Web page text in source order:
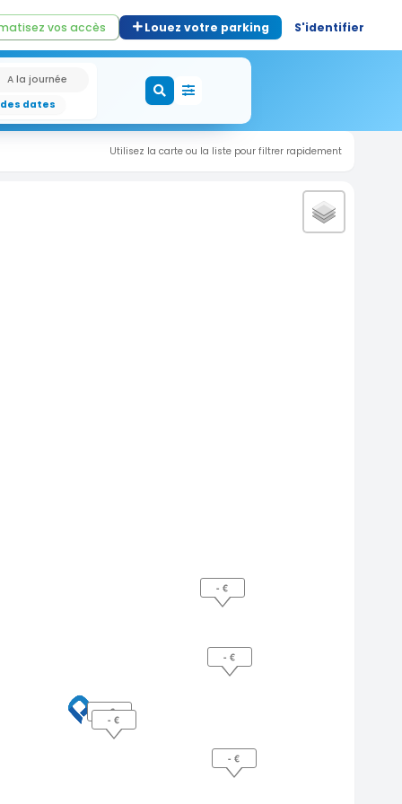
vos accès Louez votre parking S'identifier
A la journée
dates
Utilisez la carte ou la liste pour filtrer rapidement
- €
- €
- €
- €
- €